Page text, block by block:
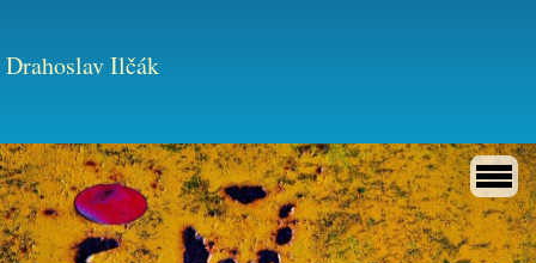
Drahoslav Ilčák